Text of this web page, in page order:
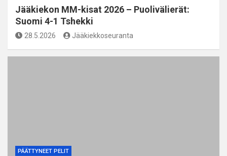
Jääkiekon MM-kisat 2026 – Puolivälierät:
Suomi 4-1 Tshekki
28.5.2026 Jääkiekkoseuranta
PÄÄTTYNEET PELIT